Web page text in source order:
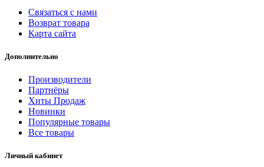
Связаться с нами
Возврат товара
Карта сайта
Дополнительно
Производители
Партнёры
Хиты Продаж
Новинки
Популярные товары
Все товары
Личный кабинет